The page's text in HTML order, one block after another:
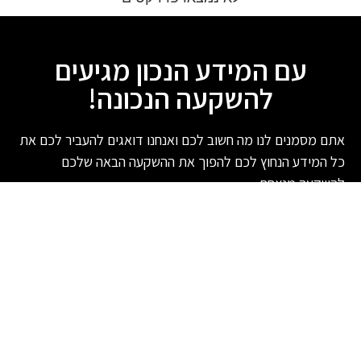
עם המידע הנכון מגיעים
להשקעה הנכונה!
אתם מסמנים לנו מה חשוב לכם ואנחנו דואגים להעביר לכם את
כל המידע הנחוץ לכם להפוך את ההשקעה הבאה שלכם
להשקעה מנצחת